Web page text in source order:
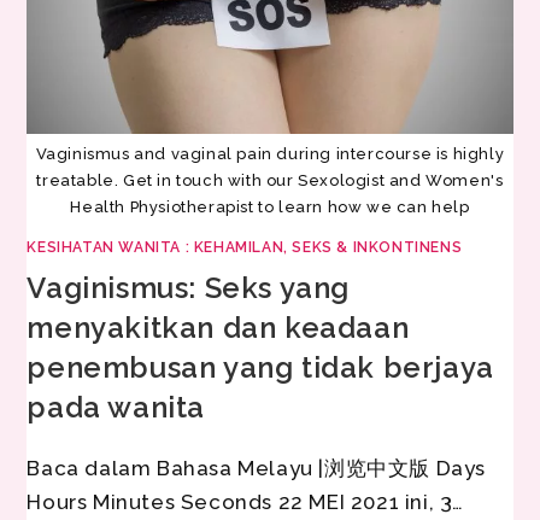
Vaginismus and vaginal pain during intercourse is highly
treatable. Get in touch with our Sexologist and Women's
Health Physiotherapist to learn how we can help
KESIHATAN WANITA : KEHAMILAN, SEKS & INKONTINENS
Vaginismus: Seks yang
menyakitkan dan keadaan
penembusan yang tidak berjaya
pada wanita
Baca dalam Bahasa Melayu |浏览中文版 Days
Hours Minutes Seconds 22 MEI 2021 ini, 3…